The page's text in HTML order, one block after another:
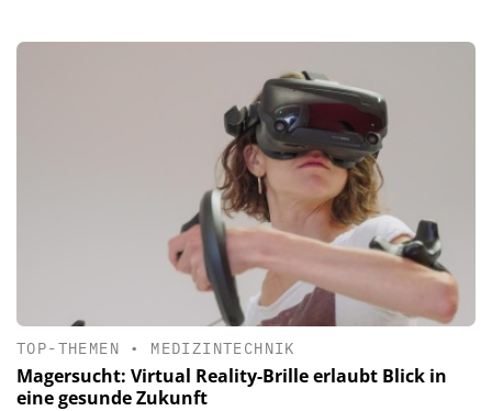
TOP-THEMEN • MEDIZINTECHNIK
Magersucht: Virtual Reality-Brille erlaubt Blick in
eine gesunde Zukunft